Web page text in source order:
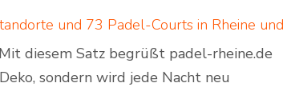
diesem Satz begrüßt padel-rheine.de
sondern wird jede Nacht neu